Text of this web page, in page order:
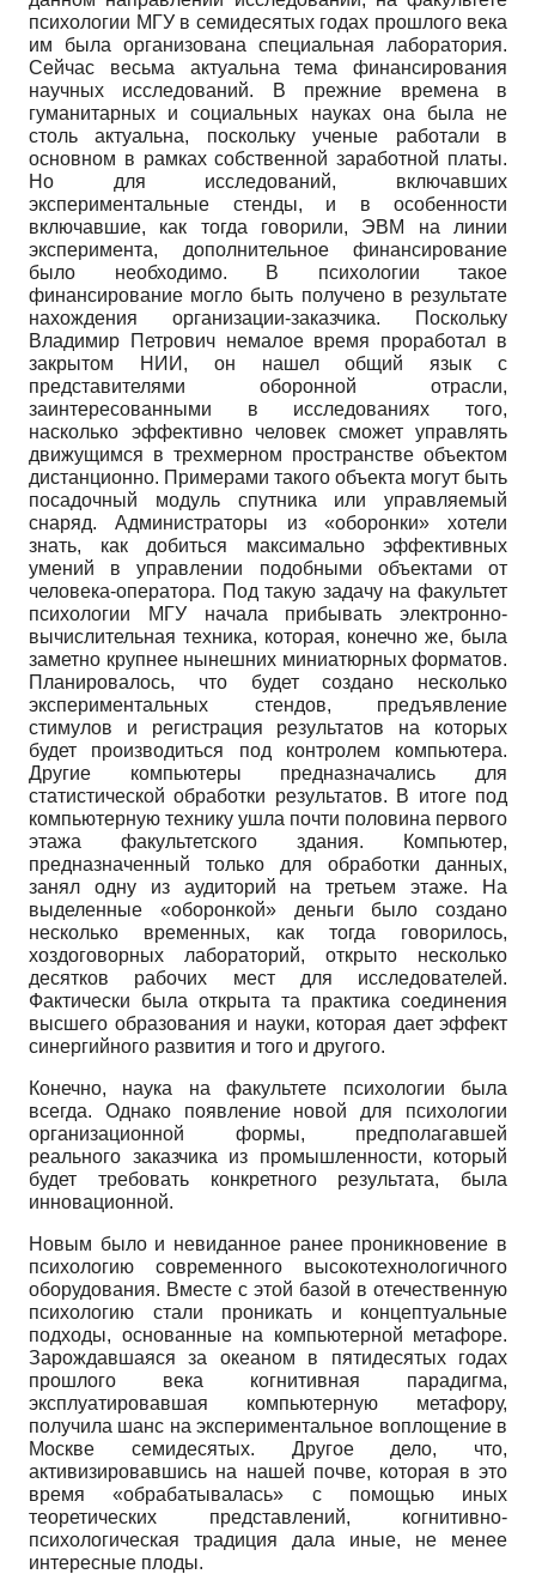
психологии МГУ в семидесятых годах прошлого века
им была организована специальная лаборатория.
Сейчас весьма актуальна тема финансирования
научных исследований. В прежние времена в
гуманитарных и социальных науках она была не
столь актуальна, поскольку ученые работали в
основном в рамках собственной заработной платы.
Но для исследований, включавших
экспериментальные стенды, и в особенности
включавшие, как тогда говорили, ЭВМ на линии
эксперимента, дополнительное финансирование
было необходимо. В психологии такое
финансирование могло быть получено в результате
нахождения организации-заказчика. Поскольку
Владимир Петрович немалое время проработал в
закрытом НИИ, он нашел общий язык с
представителями оборонной отрасли,
заинтересованными в исследованиях того,
насколько эффективно человек сможет управлять
движущимся в трехмерном пространстве объектом
дистанционно. Примерами такого объекта могут быть
посадочный модуль спутника или управляемый
снаряд. Администраторы из «оборонки» хотели
знать, как добиться максимально эффективных
умений в управлении подобными объектами от
человека-оператора. Под такую задачу на факультет
психологии МГУ начала прибывать электронно-
вычислительная техника, которая, конечно же, была
заметно крупнее нынешних миниатюрных форматов.
Планировалось, что будет создано несколько
экспериментальных стендов, предъявление
стимулов и регистрация результатов на которых
будет производиться под контролем компьютера.
Другие компьютеры предназначались для
статистической обработки результатов. В итоге под
компьютерную технику ушла почти половина первого
этажа факультетского здания. Компьютер,
предназначенный только для обработки данных,
занял одну из аудиторий на третьем этаже. На
выделенные «обо­ронкой» деньги было создано
несколько временных, как тогда говорилось,
хоздоговорных лабораторий, открыто несколько
десятков рабочих мест для исследователей.
Фактически была открыта та практика соединения
высшего образования и науки, которая дает эффект
синергийного развития и того и другого.
Конечно, наука на факультете психологии была
всегда. Однако появление новой для психологии
организационной формы, предполагавшей
реального заказчика из промышленности, который
будет требовать конкретного результата, была
инновационной.
Новым было и невиданное ранее проникновение в
психологию современного высокотехнологичного
оборудования. Вместе с этой базой в отечественную
психологию стали проникать и концептуальные
подходы, основанные на компьютерной метафоре.
Зарождавшаяся за океаном в пятидесятых годах
прошлого века когнитивная парадигма,
эксплуатировавшая компьютерную метафору,
получила шанс на экспериментальное воплощение в
Москве семидесятых. Другое дело, что,
активизировавшись на нашей почве, которая в это
время «обрабатывалась» с помощью иных
теоретических представлений, когнитив­но-
психологическая традиция дала иные, не менее
интересные плоды.